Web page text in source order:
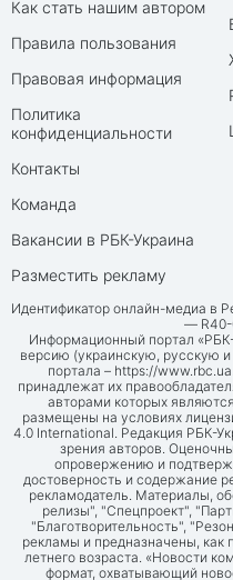
Как стать нашим автором
Правила пользования
Правовая информация
Политика
конфиденциальности
Контакты
Команда
Вакансии в РБК-Украина
Разместить рекламу
Идентификатор онлайн-медиа в
— R40-
Информационный портал
версию (украинскую, русскую и
портала – https://www.rbc.ua
принадлежат их
авторами которых
размещены на условиях
4.0 International. Редакция РБК-
зрения авторов.
опровержению и
достоверность и содержание
рекламодатель. Материалы,
релизы", "Спецпроект",
"Благотворительность",
рекламы и предназначены, как
летнего возраста. «Новости
формат, охватывающий